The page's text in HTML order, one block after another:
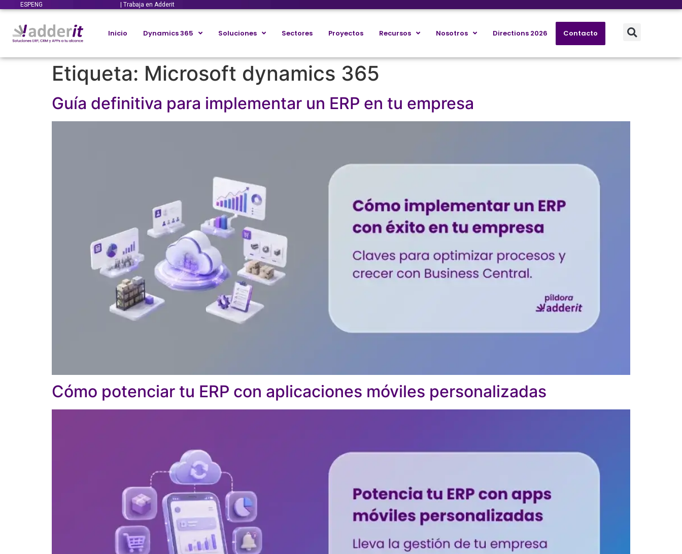
ESPENG | Trabaja en Adderit
Inicio Dynamics 365 Soluciones Sectores Proyectos Recursos Nosotros Directions 2026 Contacto
Etiqueta: Microsoft dynamics 365
Guía definitiva para implementar un ERP en tu empresa
Cómo potenciar tu ERP con aplicaciones móviles personalizadas